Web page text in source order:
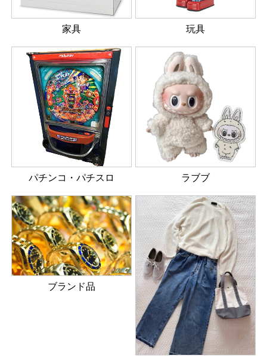
家具 玩具
パチンコ・パチスロ ラブブ
ブランド品